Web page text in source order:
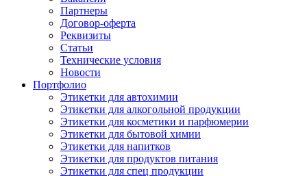
Партнеры
Договор-оферта
Реквизиты
Статьи
Технические условия
Новости
Портфолио
Этикетки для автохимии
Этикетки для алкогольной продукции
Этикетки для косметики и парфюмерии
Этикетки для бытовой химии
Этикетки для напитков
Этикетки для продуктов питания
Этикетки для спец продукции